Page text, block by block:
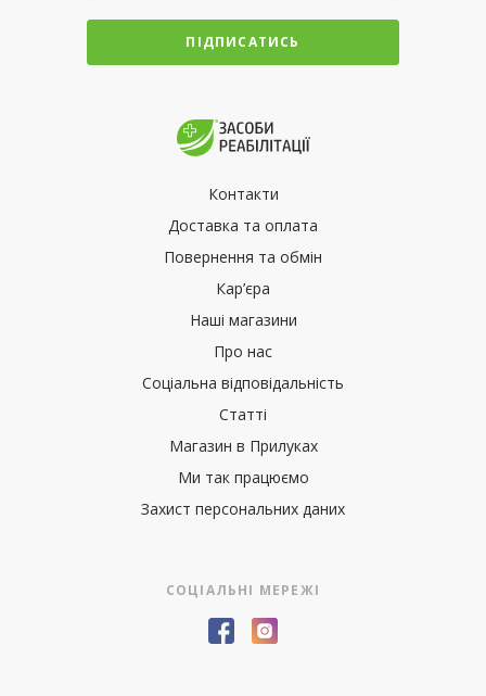
ПІДПИСАТИСЬ
Контакти
Доставка та оплата
Повернення та обмін
Кар’єра
Наші магазини
Про нас
Соціальна відповідальність
Статті
Магазин в Прилуках
Ми так працюємо
Захист персональних даних
СОЦІАЛЬНІ МЕРЕЖІ